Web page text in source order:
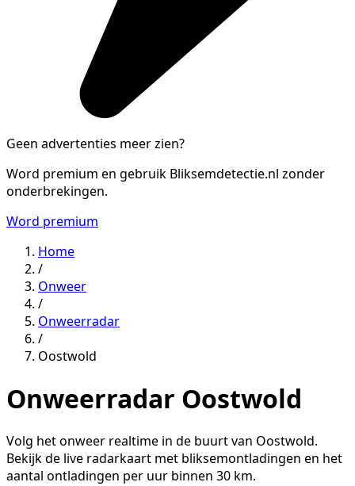
Geen advertenties meer zien?
Word premium en gebruik Bliksemdetectie.nl zonder
onderbrekingen.
Word premium
Home
/
Onweer
/
Onweerradar
/
Oostwold
Onweerradar Oostwold
Volg het onweer realtime in de buurt van Oostwold.
Bekijk de live radarkaart met bliksemontladingen en het
aantal ontladingen per uur binnen 30 km.